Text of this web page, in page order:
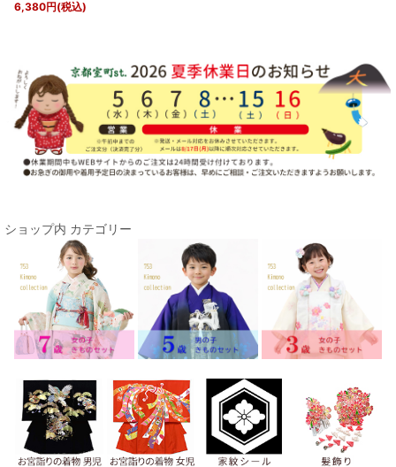
6,380円(税込)
ショップ内 カテゴリー